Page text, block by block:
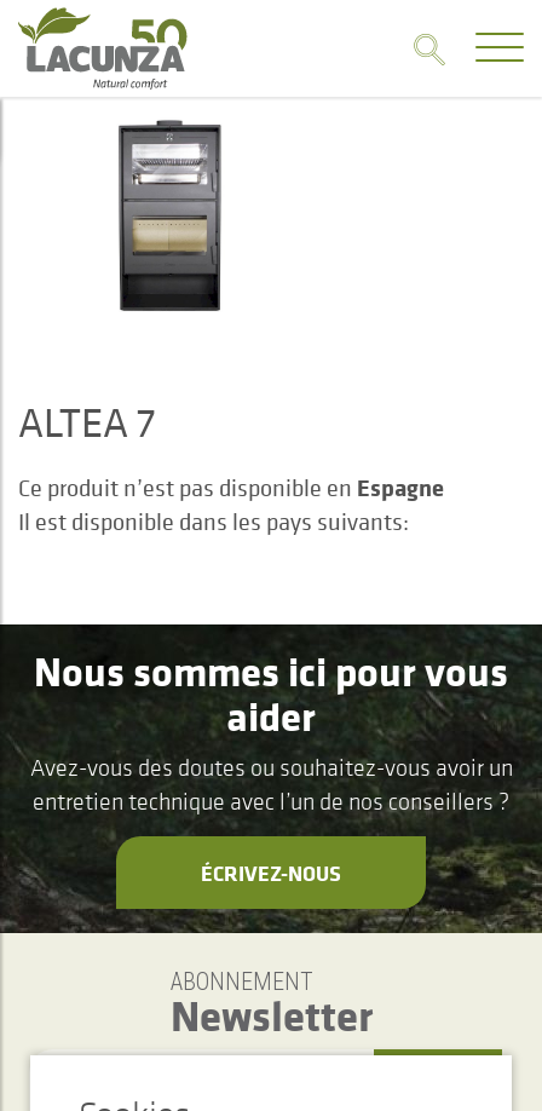
ALTEA 7
Ce produit n’est pas disponible en Espagne
Il est disponible dans les pays suivants:
Nous sommes ici pour vous
aider
Avez-vous des doutes ou souhaitez-vous avoir un
entretien technique avec l’un de nos conseillers ?
ÉCRIVEZ-NOUS
ABONNEMENT
Newsletter